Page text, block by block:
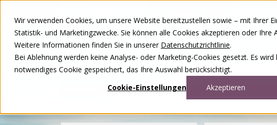
Wir verwenden Cookies, um unsere Website bereitzustellen sowie – mit Ihrer
Statistik- und Marketingzwecke. Sie können alle Cookies akzeptieren oder Ihre
Weitere Informationen finden Sie in unserer Datenschutzrichtlinie.
Bei Ablehnung werden keine Analyse- oder Marketing-Cookies gesetzt. Es wird
notwendiges Cookie gespeichert, das Ihre Auswahl berücksichtigt.
Cookie-Einstellungen
Akzeptieren
Unsere Reisen
Rund ums Reisen
Über uns
Kontakt
Wettbewerb
0848 00 77 88